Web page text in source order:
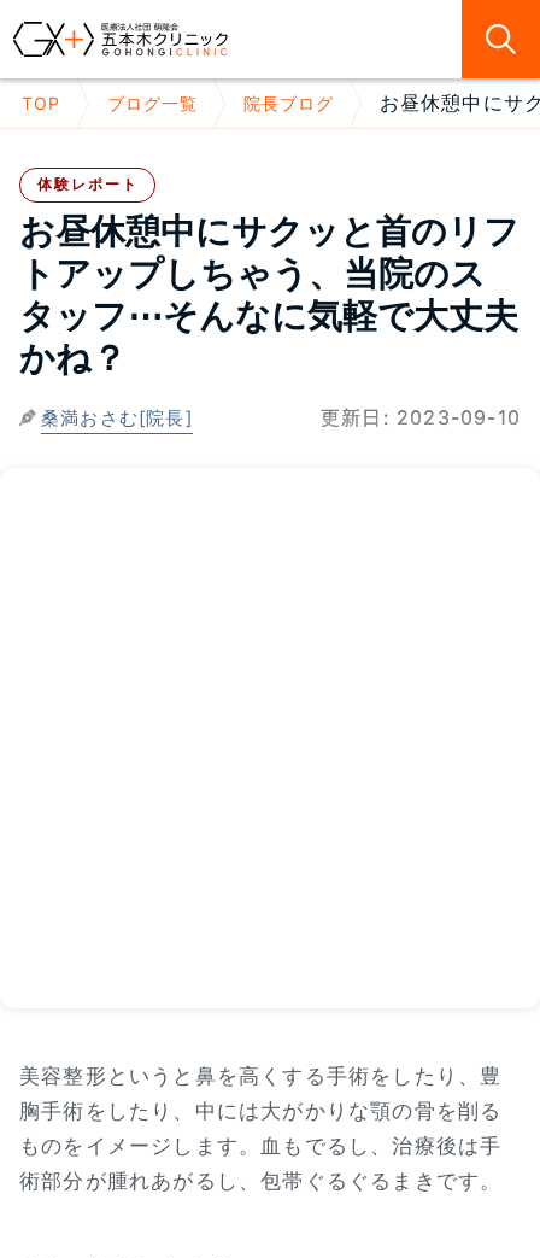
TOP ブログ一覧 院長ブログ お昼休憩中にサ
体験レポート
お昼休憩中にサクッと首のリフ
トアップしちゃう、当院のス
タッフ⋯そんなに気軽で大丈夫
かね？
桑満おさむ[院長] 更新日: 2023-09-10
美容整形というと鼻を高くする手術をしたり、豊
胸手術をしたり、中には大がかりな顎の骨を削る
ものをイメージします。血もでるし、治療後は手
術部分が腫れあがるし、包帯ぐるぐるまきです。